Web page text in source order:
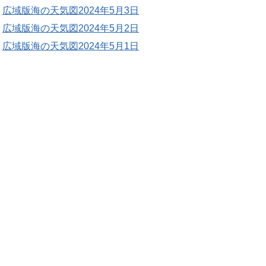
広域版海の天気図2024年5月3日
広域版海の天気図2024年5月2日
広域版海の天気図2024年5月1日